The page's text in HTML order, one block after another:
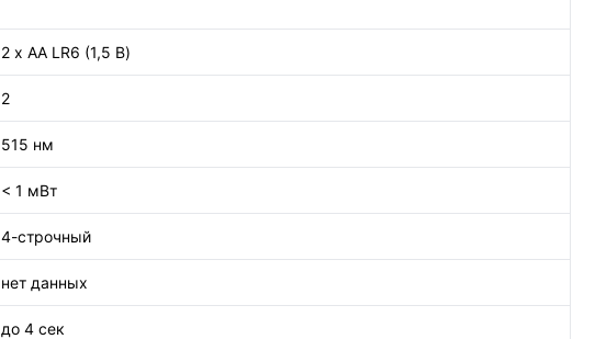
2 х АА LR6 (1,5 В)
2
515 нм
< 1 мВт
4-строчный
нет данных
до 4 сек